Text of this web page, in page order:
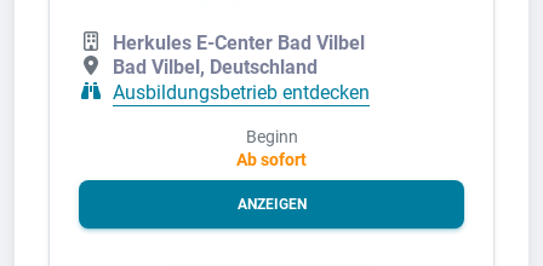
Herkules E-Center Bad Vilbel
Bad Vilbel, Deutschland
Ausbildungsbetrieb entdecken
Beginn
Ab sofort
ANZEIGEN